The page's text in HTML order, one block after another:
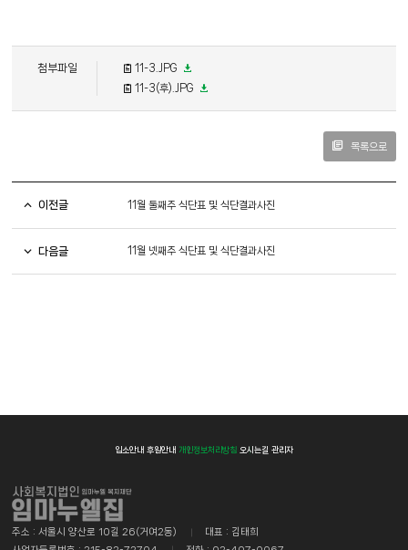
첨부파일
11-3.JPG
11-3(후).JPG
목록으로
이전글 11월 둘째주 식단표 및 식단결과사진
다음글 11월 넷째주 식단표 및 식단결과사진
입소안내 후원안내 개인정보처리방침 오시는길 관리자
주소 : 서울시 양산로 10길 26(거여2동)
대표 : 김태희